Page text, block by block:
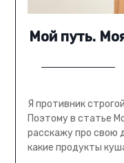
Мой путь.
Я противник
Поэтому в статье
расскажу про свою
какие продукты